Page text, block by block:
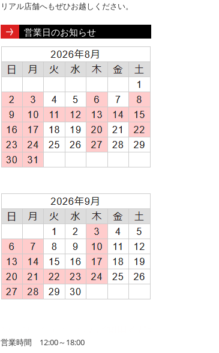
リアル店舗へもぜひお越しください。
営業日のお知らせ
営業時間 12:00～18:00